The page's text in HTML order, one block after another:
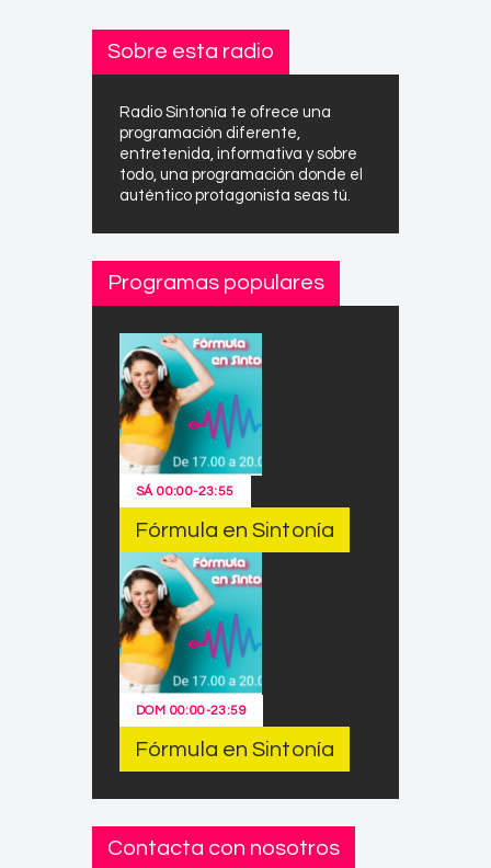
Sobre esta radio
Radio Sintonía te ofrece una
programación diferente,
entretenida, informativa y sobre
todo, una programación donde el
auténtico protagonista seas tú.
Programas populares
SÁ00:00-23:55
Fórmula en Sintonía
DOM 00:00-23:59
Fórmula en Sintonía
Contacta con nosotros